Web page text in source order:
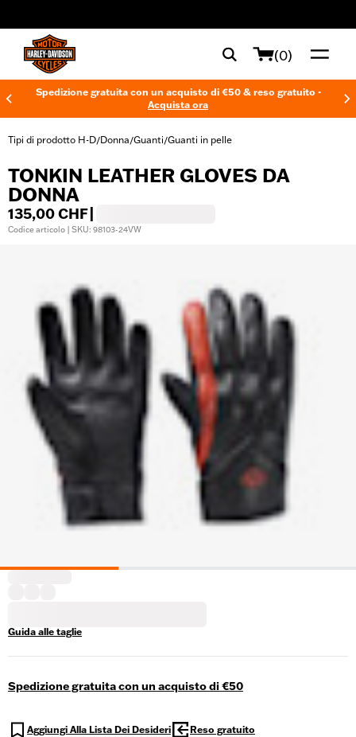
(0)
Spedizione gratuita con un acquisto di €50 & reso gratuito -
Acquista ora
Tipi di prodotto H-D/Donna/Guanti/Guanti in pelle
TONKIN LEATHER GLOVES DA
DONNA
135,00 CHF
Codice articolo | SKU: 98103-24VW
Guida alle taglie
Spedizione gratuita con un acquisto di €50
Aggiungi Alla Lista Dei Desideri Reso gratuito